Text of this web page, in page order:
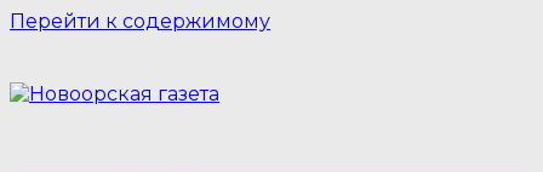
Перейти к содержимому